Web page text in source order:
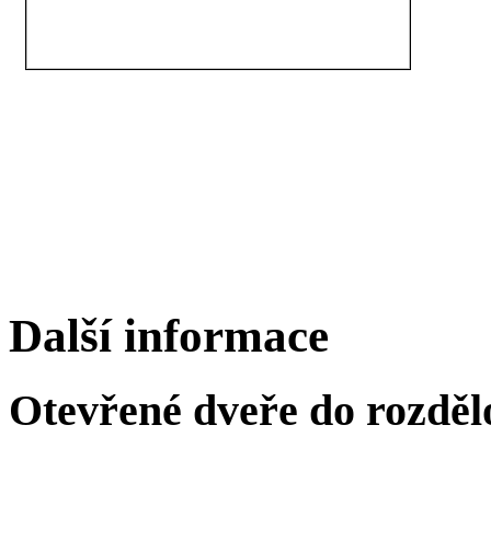
Další informace
Otevřené dveře do